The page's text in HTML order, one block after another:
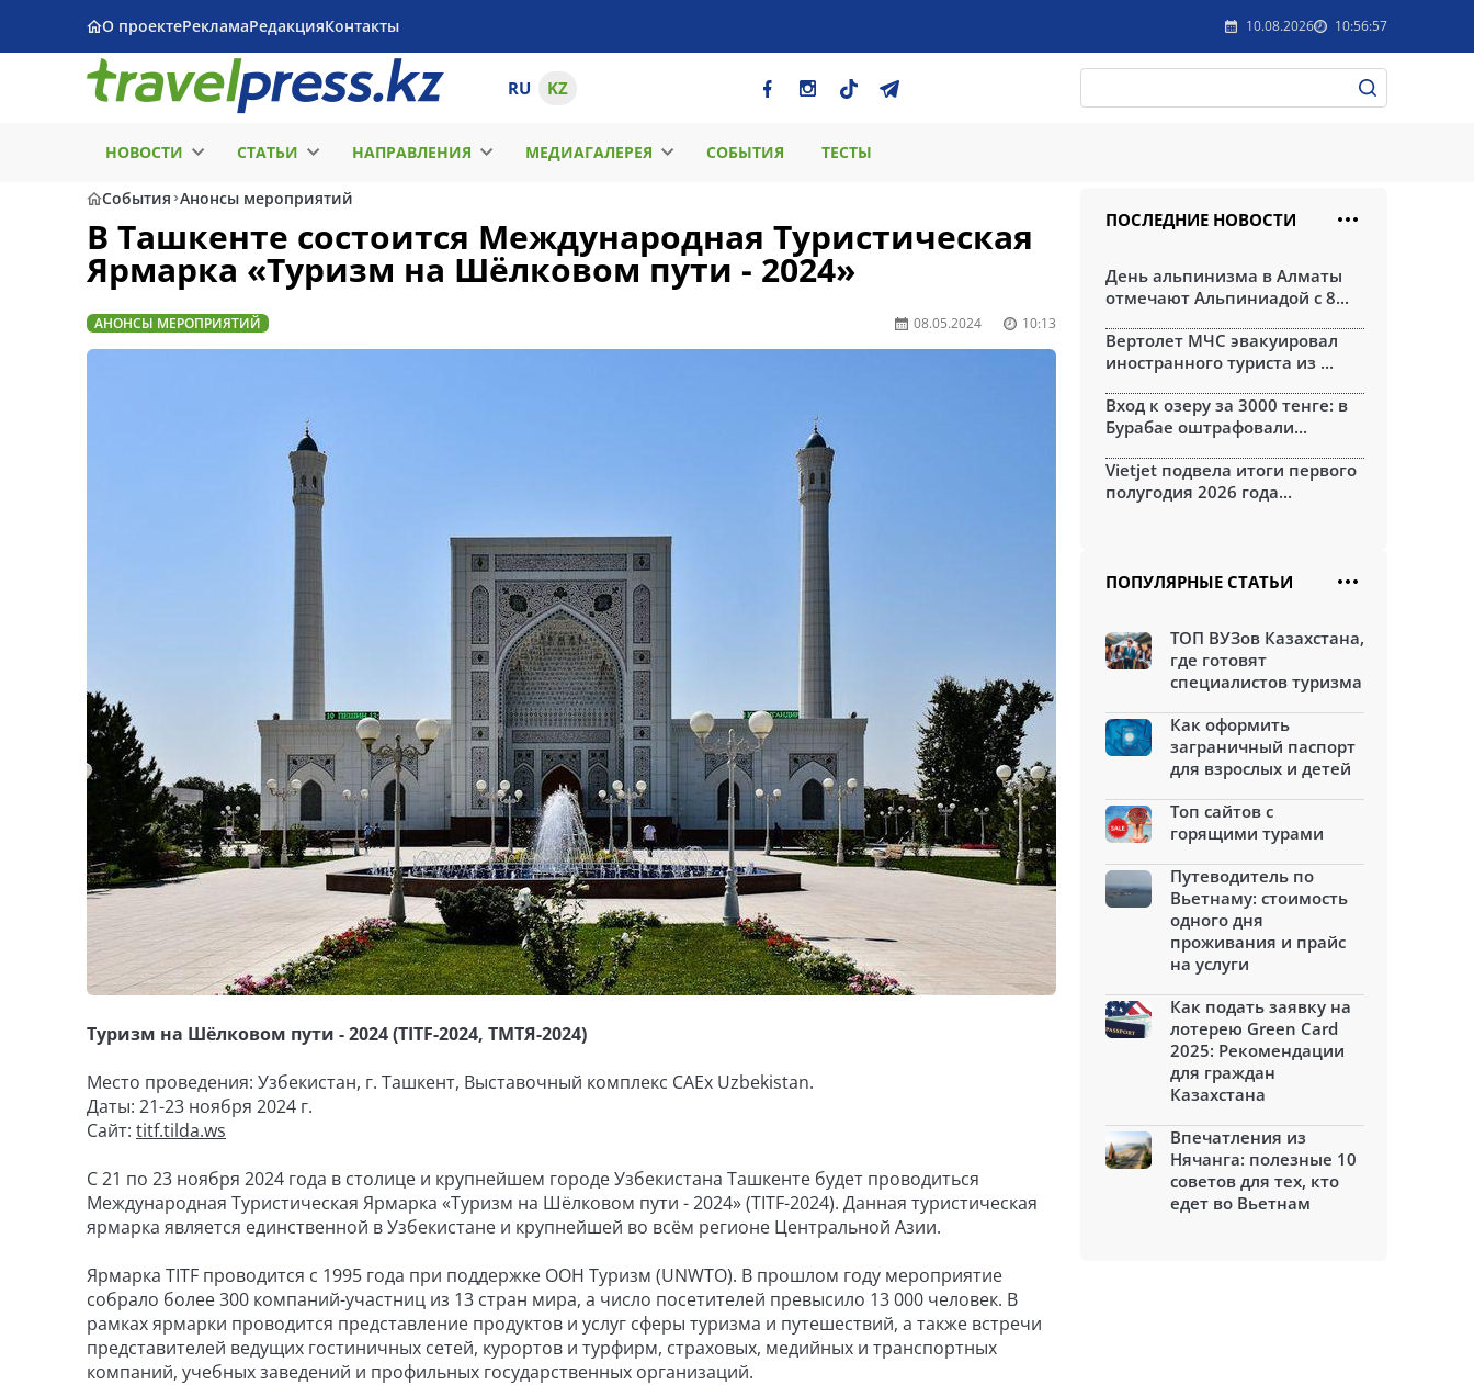
О проектеРекламаРедакцияКонтакты 10.08.2026 10:56:57
RU KZ
НОВОСТИ СТАТЬИ НАПРАВЛЕНИЯ МЕДИАГАЛЕРЕЯ СОБЫТИЯ ТЕСТЫ
События Анонсы мероприятий
В Ташкенте состоится Международная Туристическая
Ярмарка «Туризм на Шёлковом пути - 2024»
АНОНСЫ МЕРОПРИЯТИЙ 08.05.2024 10:13
Туризм на Шёлковом пути - 2024 (TITF-2024, ТМТЯ-2024)
Место проведения: Узбекистан, г. Ташкент, Выставочный комплекс CAEx Uzbekistan.
Даты: 21-23 ноября 2024 г.
Сайт: titf.tilda.ws
С 21 по 23 ноября 2024 года в столице и крупнейшем городе Узбекистана Ташкенте будет проводиться
Международная Туристическая Ярмарка «Туризм на Шёлковом пути - 2024» (TITF-2024). Данная туристическая
ярмарка является единственной в Узбекистане и крупнейшей во всём регионе Центральной Азии.
Ярмарка TITF проводится с 1995 года при поддержке ООН Туризм (UNWTO). В прошлом году мероприятие
собрало более 300 компаний-участниц из 13 стран мира, а число посетителей превысило 13 000 человек. В
рамках ярмарки проводится представление продуктов и услуг сферы туризма и путешествий, а также встречи
представителей ведущих гостиничных сетей, курортов и турфирм, страховых, медийных и транспортных
компаний, учебных заведений и профильных государственных организаций.
ПОСЛЕДНИЕ НОВОСТИ
День альпинизма в Алматы
отмечают Альпиниадой с 8...
Вертолет МЧС эвакуировал
иностранного туриста из ...
Вход к озеру за 3000 тенге: в
Бурабае оштрафовали...
Vietjet подвела итоги первого
полугодия 2026 года...
ПОПУЛЯРНЫЕ СТАТЬИ
ТОП ВУЗов Казахстана,
где готовят
специалистов туризма
Как оформить
заграничный паспорт
для взрослых и детей
Топ сайтов с
горящими турами
Путеводитель по
Вьетнаму: стоимость
одного дня
проживания и прайс
на услуги
Как подать заявку на
лотерею Green Card
2025: Рекомендации
для граждан
Казахстана
Впечатления из
Нячанга: полезные 10
советов для тех, кто
едет во Вьетнам